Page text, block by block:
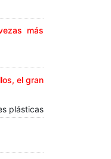
más
el gran
plásticas